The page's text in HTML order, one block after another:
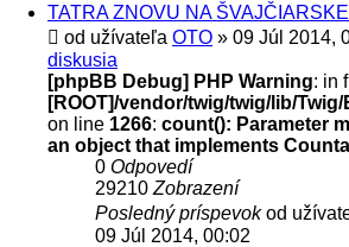
TATRA ZNOVU NA
od užívateľa OTO » 09 Júl 2014,
diskusia
[phpBB Debug] PHP Warning: in
[ROOT]/vendor/twig/twig/lib/
on line 1266: count(): Parameter
an object that implements
0 Odpovedí
29210 Zobrazení
Posledný príspevokod
09 Júl 2014, 00:02